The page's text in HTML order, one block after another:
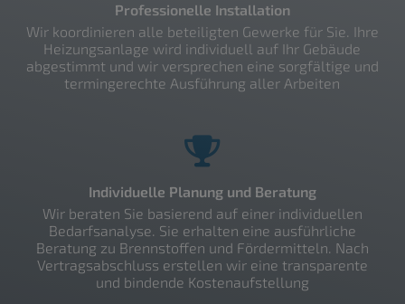
Professionelle Installation
Wir koordinieren alle beteiligten Gewerke für Sie. Ihre
Heizungsanlage wird individuell auf Ihr Gebäude
abgestimmt und wir versprechen eine sorgfältige und
termingerechte Ausführung aller Arbeiten
Individuelle Planung und Beratung
Wir beraten Sie basierend auf einer individuellen
Bedarfsanalyse. Sie erhalten eine ausführliche
Beratung zu Brennstoffen und Fördermitteln. Nach
Vertragsabschluss erstellen wir eine transparente
und bindende Kostenaufstellung